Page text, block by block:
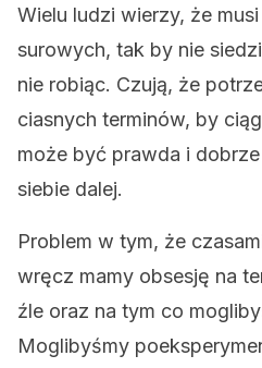
Wielu ludzi wierzy, że
surowych, tak by nie
nie robiąc. Czują, że
ciasnych terminów, by
może być prawda i
siebie dalej.
Problem w tym, że
wręcz mamy obsesję na
źle oraz na tym co
Moglibyśmy